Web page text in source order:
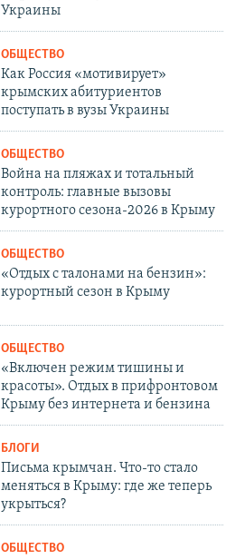
Украины
ОБЩЕСТВО
Как Россия «мотивирует»
крымских абитуриентов
поступать в вузы Украины
ОБЩЕСТВО
Война на пляжах и тотальный
контроль: главные вызовы
курортного сезона-2026 в Крыму
ОБЩЕСТВО
«Отдых с талонами на бензин»:
курортный сезон в Крыму
ОБЩЕСТВО
«Включен режим тишины и
красоты». Отдых в прифронтовом
Крыму без интернета и бензина
БЛОГИ
Письма крымчан. Что-то стало
меняться в Крыму: где же теперь
укрыться?
ОБЩЕСТВО